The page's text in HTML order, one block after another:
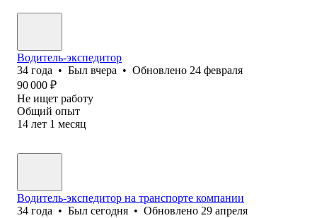
Водитель-экспедитор
34 года • Был вчера • Обновлено 24 февраля
90 000 ₽
Не ищет работу
Общий опыт
14 лет 1 месяц
Водитель-экспедитор на транспорте компании
34 года • Был сегодня • Обновлено 29 апреля